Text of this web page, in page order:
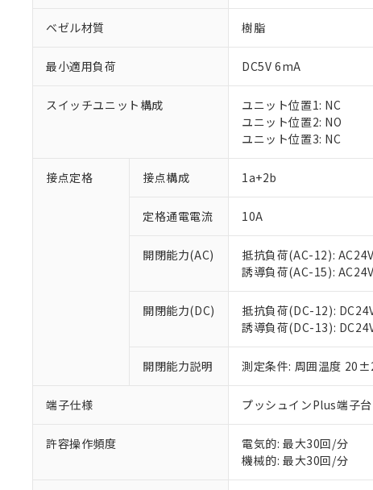
ベゼル材質 樹脂
最小適用負荷 DC5V 6mA
スイッチユニット構成
ユニット位置1: NC
ユニット位置2: NO
ユニット位置3: NC
接点定格 接点構成 1a+2b
定格通電電流 10A
開閉能力(AC)
抵抗負荷(AC-12):
誘導負荷(AC-15):
開閉能力(DC)
抵抗負荷(DC-12):
誘導負荷(DC-13):
開閉能力説明 測定条件: 周囲温度
端子仕様 プッシュインPlus端子台
許容操作頻度
電気的: 最大30回/分
機械的: 最大30回/分
ご利用条件
以下の条件をお読み
本サービスは
くものです。
当社制御機器
のであり、閲
い。
正式な納期状
当社販売員に
オムロン制御
在庫状況およ
マイパーツ機
ている必要があ
お客様が当ウ
※1 対応状況
対応済み：EU
対応予定：EU RoHS
対応予定なし：EU
非該当品：ライセン
仕入先様の事情によ
があります。
*EU RoHS指令（10物質）：
鉛(Pb) 1000ppm以下、 水
六価クロム(Cr(Ⅵ))
但し、RoHS指令で産業用
フタル酸エステル類の４物
※2 対応予定月
部品在庫の切り替え
※3 非含有証明書
※1 中国
「－」：未確認です
*中国RoHS10物質の基準
Pb(鉛) :1000ppm、 Hg(水
Cr(Ⅵ)(六価クロム) :
DBP(フタル酸ジブチル) :
DEHP(フタル酸ビス(2-エ
※2 環境保護使用
「ｅ」：有害物質（
「10」：通常の使用
味します。
当社は、これ
う）を輸出ま
当社は規制貨
ます。
当社は貴社製
当社は、貴社
また当社は、
たしません。
記
号
説明
○ 一定数以
△ 一定数に
－
在庫なし(
機器販売
空
白
受注生産